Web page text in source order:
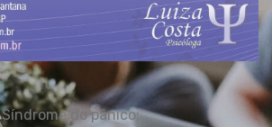
Síndrome do pânico;